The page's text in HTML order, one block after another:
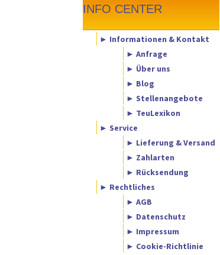
INFO CENTER
► Informationen & Kontakt
► Anfrage
► Über uns
► Blog
► Stellenangebote
► TeuLexikon
► Service
► Lieferung & Versand
► Zahlarten
► Rücksendung
► Rechtliches
► AGB
► Datenschutz
► Impressum
► Cookie-Richtlinie